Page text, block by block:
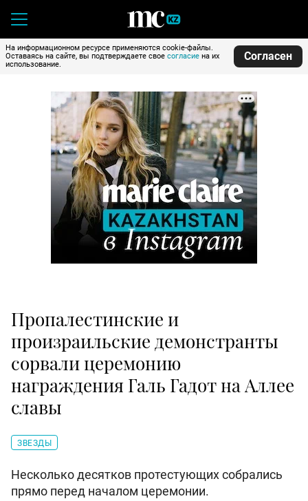
На информационном ресурсе применяются cookie-файлы.
Оставаясь на сайте, вы подтверждаете свое согласие на их
использование.
Согласен
Пропалестинские и
произраильские демонстранты
сорвали церемонию
награждения Галь Гадот на Аллее
славы
ЗВЕЗДЫ
Несколько десятков протестующих собрались
прямо перед началом церемонии.